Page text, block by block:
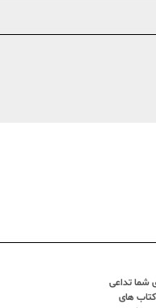
شما تداعی
کتاب های